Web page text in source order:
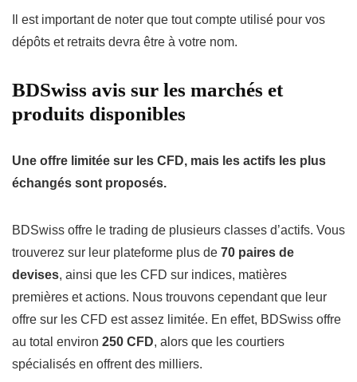
Il est important de noter que tout compte utilisé pour vos
dépôts et retraits devra être à votre nom.
BDSwiss avis sur les marchés et
produits disponibles
Une offre limitée sur les CFD, mais les actifs les plus
échangés sont proposés.
BDSwiss offre le trading de plusieurs classes d’actifs. Vous
trouverez sur leur plateforme plus de 70 paires de
devises, ainsi que les CFD sur indices, matières
premières et actions. Nous trouvons cependant que leur
offre sur les CFD est assez limitée. En effet, BDSwiss offre
au total environ 250 CFD, alors que les courtiers
spécialisés en offrent des milliers.